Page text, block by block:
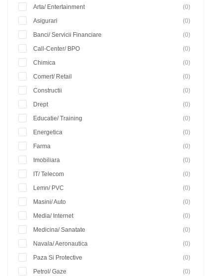
Arta/ Entertainment
(0)
Asigurari
(0)
Banci/ Servicii Financiare
(0)
Call-Center/ BPO
(0)
Chimica
(0)
Comert/ Retail
(0)
Constructii
(0)
Drept
(0)
Educatie/ Training
(0)
Energetica
(0)
Farma
(0)
Imobiliara
(0)
IT/ Telecom
(0)
Lemn/ PVC
(0)
Masini/ Auto
(0)
Media/ Internet
(0)
Medicina/ Sanatate
(0)
Navala/ Aeronautica
(0)
Paza Si Protective
(0)
Petrol/ Gaze
(0)